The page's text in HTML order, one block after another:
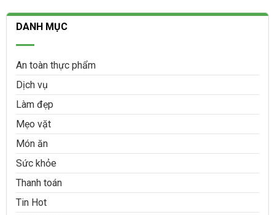
DANH MỤC
An toàn thực phẩm
Dịch vụ
Làm đẹp
Mẹo vặt
Món ăn
Sức khỏe
Thanh toán
Tin Hot